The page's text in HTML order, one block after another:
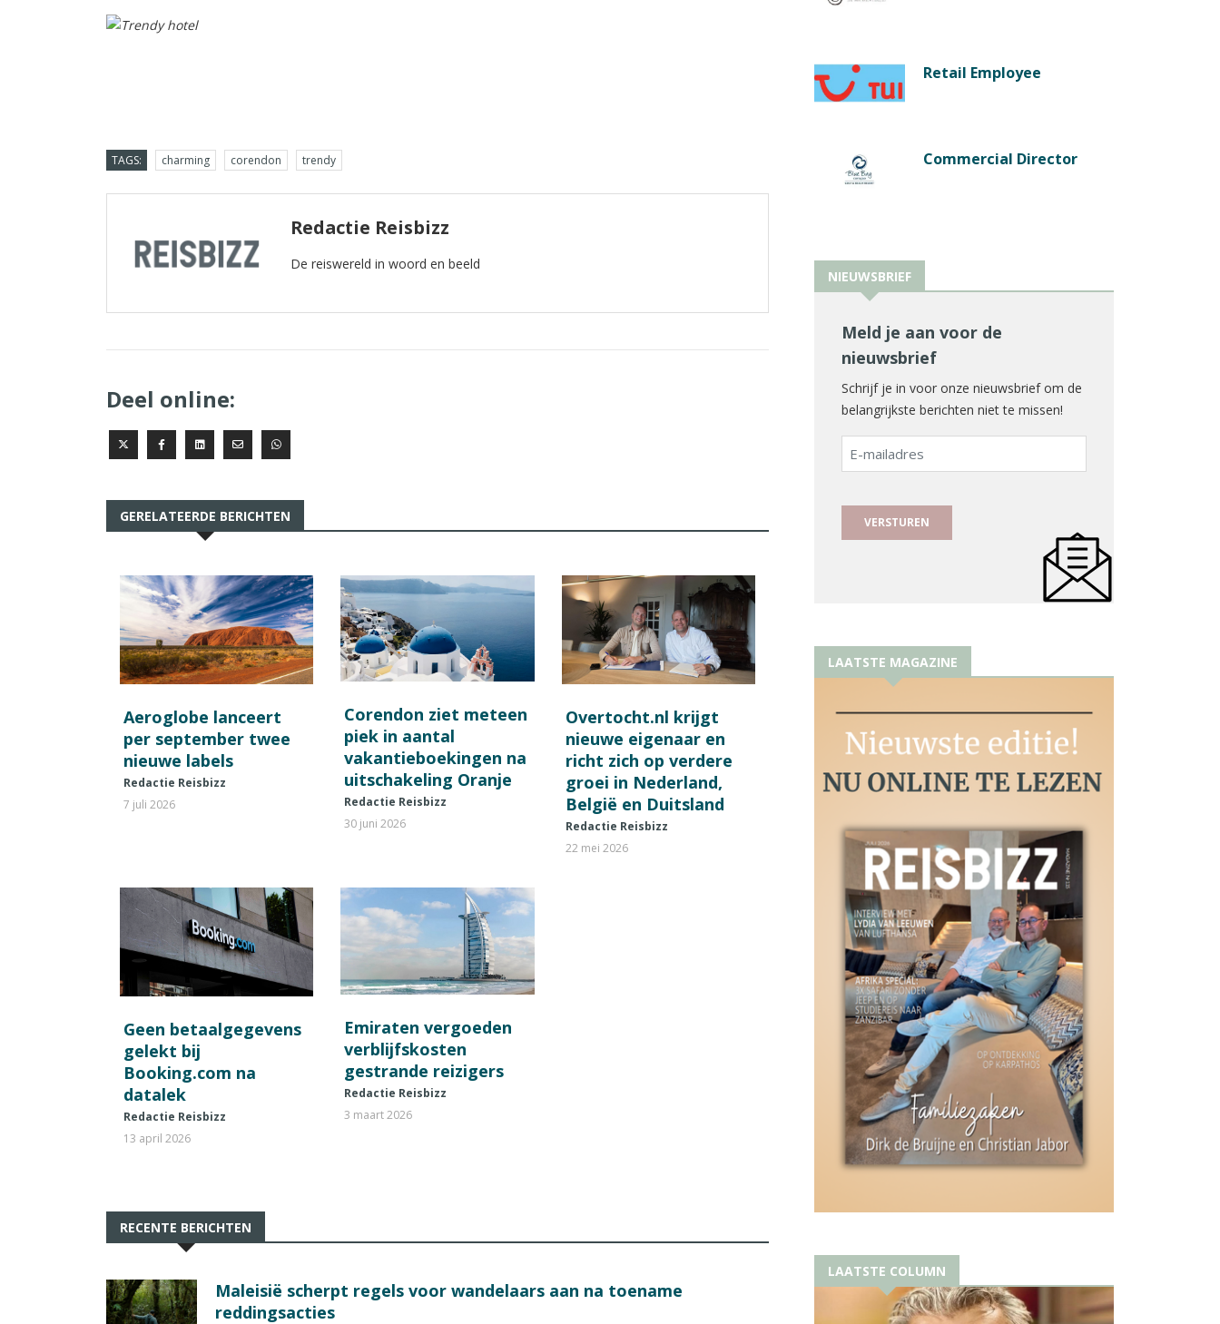
TAGS: charming corendon trendy
Redactie Reisbizz
De reiswereld in woord en beeld
Deel online:
GERELATEERDE BERICHTEN
Aeroglobe lanceert
per september twee
nieuwe labels
Redactie Reisbizz
7 juli 2026
Corendon ziet meteen
piek in aantal
vakantieboekingen na
uitschakeling Oranje
Redactie Reisbizz
30 juni 2026
Overtocht.nl krijgt
nieuwe eigenaar en
richt zich op verdere
groei in Nederland,
België en Duitsland
Redactie Reisbizz
22 mei 2026
Geen betaalgegevens
gelekt bij
Booking.com na
datalek
Redactie Reisbizz
13 april 2026
Emiraten vergoeden
verblijfskosten
gestrande reizigers
Redactie Reisbizz
3 maart 2026
RECENTE BERICHTEN
Maleisië scherpt regels voor wandelaars aan na toename
reddingsacties
Retail Employee
Commercial Director
NIEUWSBRIEF
Meld je aan voor de
nieuwsbrief
Schrijf je in voor onze nieuwsbrief om de
belangrijkste berichten niet te missen!
E-
mailadres
LAATSTE MAGAZINE
LAATSTE COLUMN